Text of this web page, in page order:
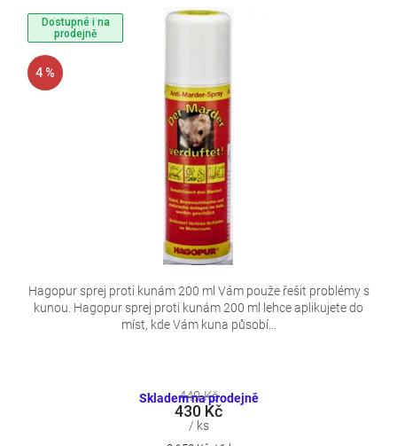
Dostupné i na
prodejně
4 %
Skladem na prodejně
449 Kč
430 Kč
/ ks
Hagopur sprej proti kunám 200 ml Vám použe řešit problémy s
kunou. Hagopur sprej proti kunám 200 ml lehce aplikujete do
míst, kde Vám kuna působí...